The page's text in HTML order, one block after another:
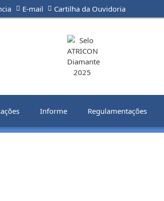
E-mail Cartilha da Ouvidoria
Informe Regulamentações